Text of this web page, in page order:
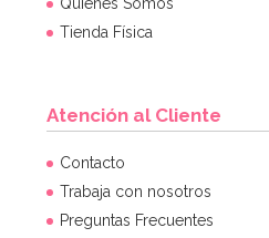
Molde Great Impressions Shoes 2
Tienda Física
Atención al Cliente
Contacto
Trabaja con nosotros
Preguntas Frecuentes